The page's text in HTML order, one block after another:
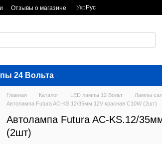
Отзывы о магазине Укр Рус
24 Вольта
Главная Каталог LED лампы 12 Вольт
Лампы
Автолампа Futura AC-KS.12/35мм 12V красная C10W (2шт)
Автолампа Futura AC-KS.12/
(2шт)